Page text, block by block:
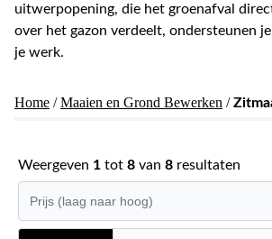
uitwerpopening, die het groenafval
over het gazon verdeelt, ondersteunen
je werk.
Home /Maaien en Grond Bewerken /
Weergeven 1 tot 8 van 8 resultaten